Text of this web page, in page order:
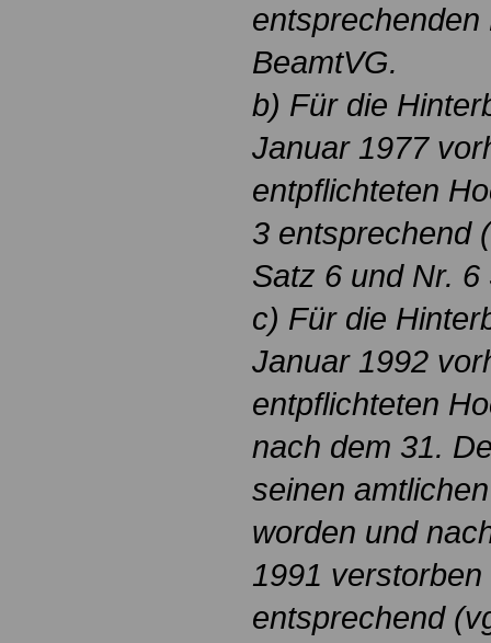
BeamtVG.
b) Für die
Januar 1977
entpflichteten
3 entsprechend
Satz 6 und Nr. 6
c) Für die
Januar 1992
entpflichteten
nach dem 31.
seinen
worden und
1991
entsprechend